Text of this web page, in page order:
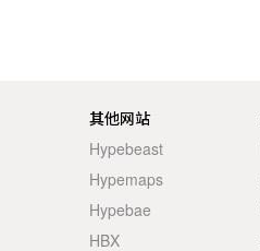
其他网站
Hypebeast
Hypemaps
Hypebae
HBX